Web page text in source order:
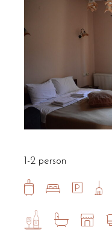
1-2 person